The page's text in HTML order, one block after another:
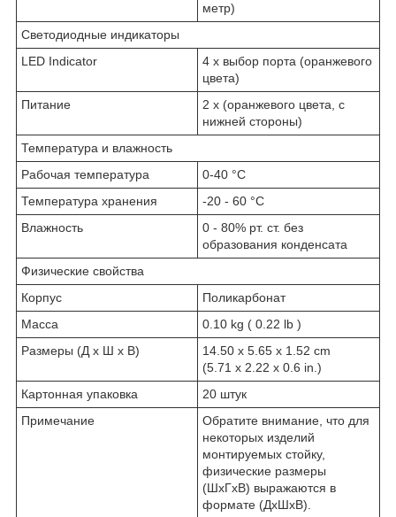
метр)
Светодиодные индикаторы
LED Indicator
4 x выбор порта (оранжевого
цвета)
Питание
2 x (оранжевого цвета, с
нижней стороны)
Температура и влажность
Рабочая температура
0-40 °C
Температура хранения
-20 - 60 °C
Влажность
0 - 80% рт. ст. без
образования конденсата
Физические свойства
Корпус
Поликарбонат
Масса
0.10 kg ( 0.22 lb )
Размеры (Д х Ш х В)
14.50 x 5.65 x 1.52 cm
(5.71 x 2.22 x 0.6 in.)
Картонная упаковка
20 штук
Примечание
Обратите внимание, что для
некоторых изделий
монтируемых стойку,
физические размеры
(ШxГxВ) выражаются в
формате (ДxШxВ).